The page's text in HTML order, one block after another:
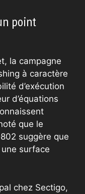
point
la campagne
à caractère
d’exécution
d’équations
que le
suggère que
surface
chez Sectigo,